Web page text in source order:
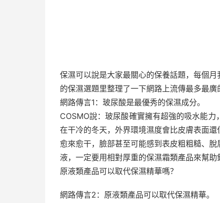
保濕可以說是大家最關心的保養話題，每個
的保濕選題里整理了一下網路上流傳最多最
網路傳言1：玻尿酸是最優秀的保濕成分。
COSMO說：玻尿酸確實擁有超強的吸水能
在干冷的冬天，外界環境濕度會比皮膚表面
愈來愈干，臉部甚至可能感到表皮粗粗糙、
液，一定要用相對厚重的保濕霜類產品來幫助
原液類產品可以取代保濕精華嗎？
網路傳言2：原液類產品可以取代保濕精華。